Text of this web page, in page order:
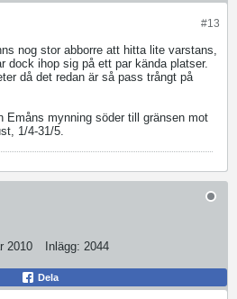
#13
nog stor abborre att hitta lite varstans,
dock ihop sig på ett par kända platser.
då det redan är så pass trångt på
Emåns mynning söder till gränsen mot
1/4-31/5.
2010 Inlägg: 2044
Dela